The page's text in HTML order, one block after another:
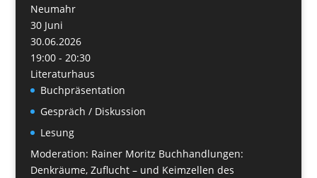
Neumahr
30 Juni
30.06.2026
19:00 - 20:30
Literaturhaus
Buchpräsentation
Gespräch / Diskussion
Lesung
Moderation: Rainer Moritz Buchhandlungen:
Denkräume, Zuflucht – und Keimzellen des